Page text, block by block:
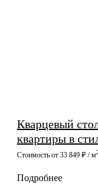
Кварцевый
квартиры в
Стоимость от 33 849 ₽ / м
Подробнее